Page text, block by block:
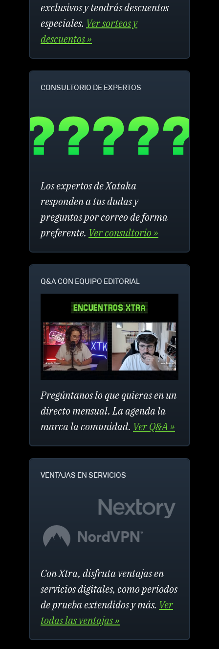
exclusivos y tendrás descuentos
especiales. Ver sorteos y
descuentos »
CONSULTORIO DE EXPERTOS
Los expertos de Xataka
responden a tus dudas y
preguntas por correo de forma
preferente. Ver consultorio »
Q&A CON EQUIPO EDITORIAL
Pregúntanos lo que quieras en un
directo mensual. La agenda la
marca la comunidad. Ver Q&A »
VENTAJAS EN SERVICIOS
Con Xtra, disfruta ventajas en
servicios digitales, como periodos
de prueba extendidos y más. Ver
todas las ventajas »